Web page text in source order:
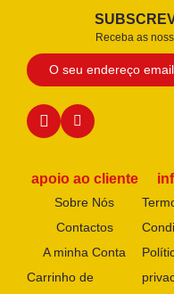
Receba as
apoio ao cliente
Sobre Nós
Contactos
A minha Conta
Carrinho de